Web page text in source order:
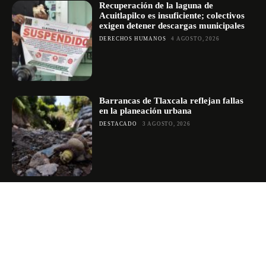
Recuperación de la laguna de
Acuitlapilco es insuficiente; colectivos
exigen detener descargas municipales
DERECHOS HUMANOS 4 AGOSTO, 2026
Barrancas de Tlaxcala reflejan fallas
en la planeación urbana
DESTACADO 3 AGOSTO, 2026